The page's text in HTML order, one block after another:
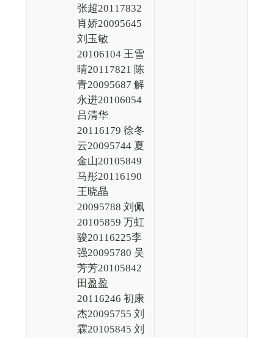
张超20117832
肖娇20095645
刘玉敏
20106104 王雪
晴20117821 陈
青20095687 解
永进20106054
吕清华
20116179 徐冬
云20095744 夏
金山20105849
马彤20116190
王晓晶
20095788 刘佩
20105859 万虹
骏20116225李
强20095780 吴
芳芳20105842
田盈盈
20116246 初康
杰20095755 刘
霖20105845 刘